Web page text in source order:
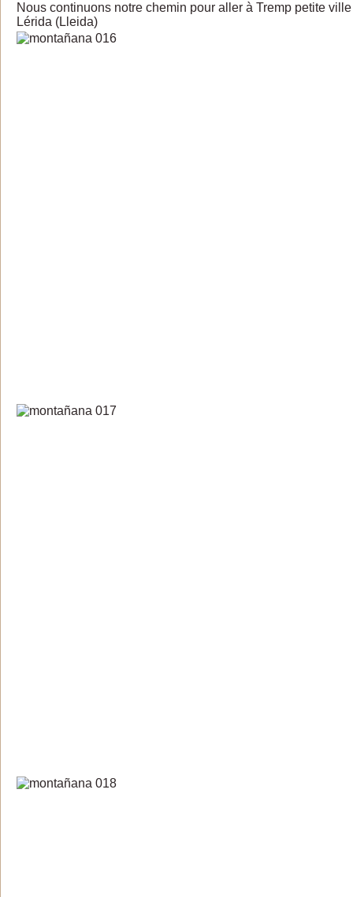
Nous continuons notre chemin pour aller à Tremp petite
Lérida (Lleida)